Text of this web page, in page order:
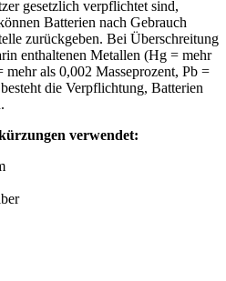
gesetzlich verpflichtet sind,
Batterien nach Gebrauch
zurückgeben. Bei Überschreitung
enthaltenen Metallen (Hg = mehr
als 0,002 Masseprozent, Pb =
die Verpflichtung, Batterien
verwendet: